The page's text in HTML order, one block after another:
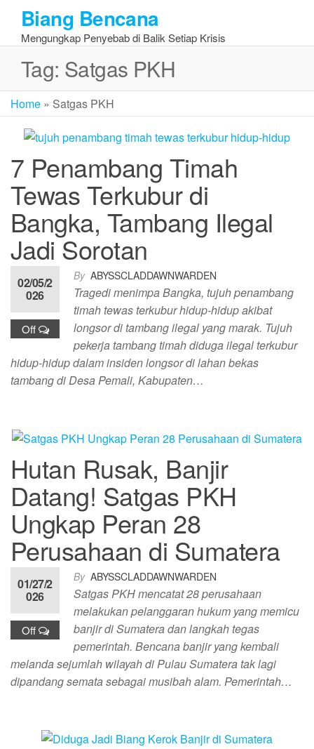
the
content
Biang Bencana
Mengungkap Penyebab di Balik Setiap Krisis
Tag: Satgas PKH
Home » Satgas PKH
7 Penambang Timah
Tewas Terkubur di
Bangka, Tambang Ilegal
Jadi Sorotan
By ABYSSCLADDAWNWARDEN
02/05/2
026
Off
Tragedi menimpa Bangka, tujuh penambang
timah tewas terkubur hidup-hidup akibat
longsor di tambang ilegal yang marak. Tujuh
pekerja tambang timah diduga ilegal terkubur
hidup-hidup dalam insiden longsor di lahan bekas
tambang di Desa Pemali, Kabupaten…
Hutan Rusak, Banjir
Datang! Satgas PKH
Ungkap Peran 28
Perusahaan di Sumatera
By ABYSSCLADDAWNWARDEN
01/27/2
026
Off
Satgas PKH mencatat 28 perusahaan
melakukan pelanggaran hukum yang memicu
banjir di Sumatera dan langkah tegas
pemerintah. Bencana banjir yang kembali
melanda sejumlah wilayah di Pulau Sumatera tak lagi
dipandang semata sebagai musibah alam. Pemerintah…